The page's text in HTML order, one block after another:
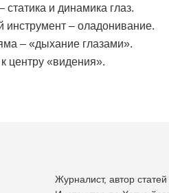
статика и динамика глаз.
инструмент – оладонивание.
– «дыхание глазами».
центру «видения».
Журналист, автор